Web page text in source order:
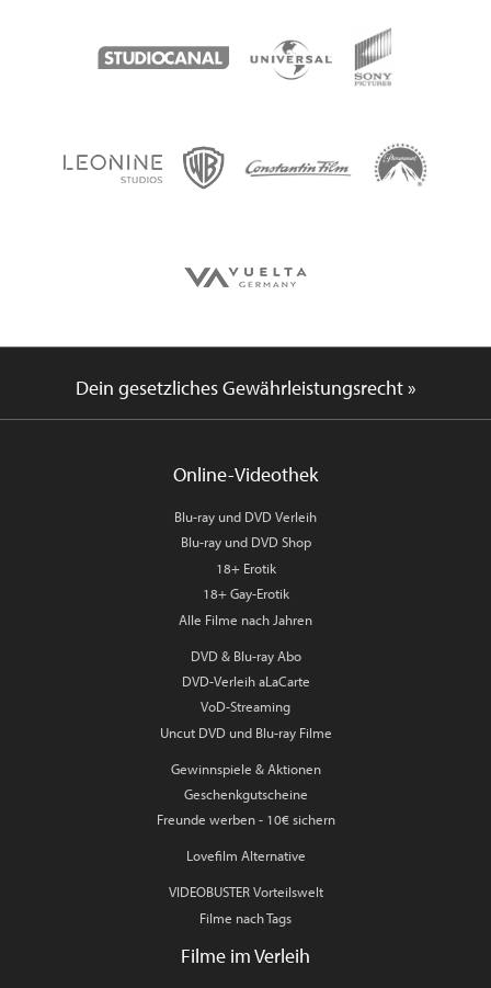
Dein gesetzliches Gewährleistungsrecht »
Online-Videothek
Blu-ray und DVD Verleih
Blu-ray und DVD Shop
18+ Erotik
18+ Gay-Erotik
Alle Filme nach Jahren
DVD & Blu-ray Abo
DVD-Verleih aLaCarte
VoD-Streaming
Uncut DVD und Blu-ray Filme
Gewinnspiele & Aktionen
Geschenkgutscheine
Freunde werben - 10€ sichern
Lovefilm Alternative
VIDEOBUSTER Vorteilswelt
Filme nach Tags
Filme im Verleih